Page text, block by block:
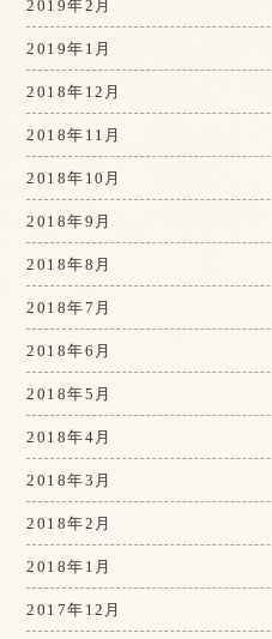
2019年2月
2019年1月
2018年12月
2018年11月
2018年10月
2018年9月
2018年8月
2018年7月
2018年6月
2018年5月
2018年4月
2018年3月
2018年2月
2018年1月
2017年12月